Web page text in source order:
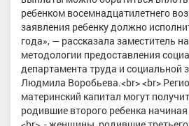
ребенком восемнадцатилетнего
заявления ребенку должно
года», — рассказала заместитель
методологии предоставления
департамента труда и социальной
Людмила Воробьева.<br> <br>
материнский капитал могут
родившие второго ребенка